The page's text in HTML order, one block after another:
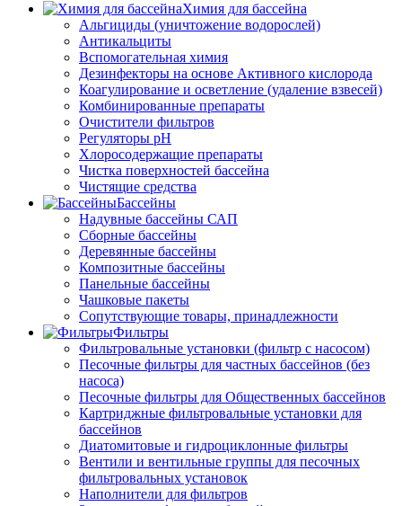
Химия для бассейна
Альгициды (уничтожение водорослей)
Антикальциты
Вспомогательная химия
Дезинфекторы на основе Активного кислорода
Коагулирование и осветление (удаление взвесей)
Комбинированные препараты
Очистители фильтров
Регуляторы pH
Хлоросодержащие препараты
Чистка поверхностей бассейна
Чистящие средства
Бассейны
Надувные бассейны САП
Сборные бассейны
Деревянные бассейны
Композитные бассейны
Панельные бассейны
Чашковые пакеты
Сопутствующие товары, принадлежности
Фильтры
Фильтровальные установки (фильтр с насосом)
Песочные фильтры для частных бассейнов (без
насоса)
Песочные фильтры для Общественных бассейнов
Картриджные фильтровальные установки для
бассейнов
Диатомитовые и гидроциклонные фильтры
Вентили и вентильные группы для песочных
фильтровальных установок
Наполнители для фильтров